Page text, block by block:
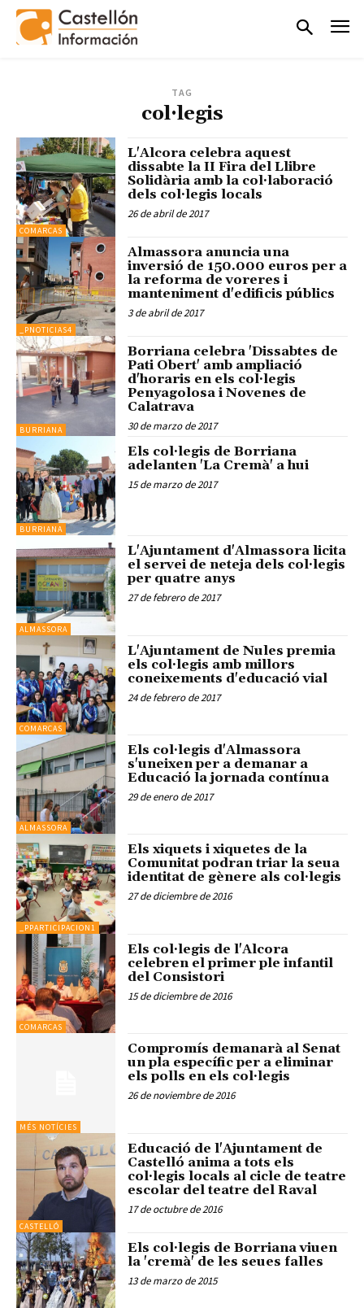
TAG
col·legis
COMARCAS
L'Alcora celebra aquest
dissabte la II Fira del Llibre
Solidària amb la col·laboració
dels col·legis locals
26 de abril de 2017
_PNOTICIAS4
Almassora anuncia una
inversió de 150.000 euros per a
la reforma de voreres i
manteniment d'edificis públics
3 de abril de 2017
BURRIANA
Borriana celebra 'Dissabtes de
Pati Obert' amb ampliació
d'horaris en els col·legis
Penyagolosa i Novenes de
Calatrava
30 de marzo de 2017
BURRIANA
Els col·legis de Borriana
adelanten 'La Cremà' a hui
15 de marzo de 2017
ALMASSORA
L'Ajuntament d'Almassora licita
el servei de neteja dels col·legis
per quatre anys
27 de febrero de 2017
COMARCAS
L'Ajuntament de Nules premia
els col·legis amb millors
coneixements d'educació vial
24 de febrero de 2017
ALMASSORA
Els col·legis d'Almassora
s'uneixen per a demanar a
Educació la jornada contínua
29 de enero de 2017
_PPARTICIPACION1
Els xiquets i xiquetes de la
Comunitat podran triar la seua
identitat de gènere als col·legis
27 de diciembre de 2016
COMARCAS
Els col·legis de l'Alcora
celebren el primer ple infantil
del Consistori
15 de diciembre de 2016
MÉS NOTÍCIES
Compromís demanarà al Senat
un pla específic per a eliminar
els polls en els col·legis
26 de noviembre de 2016
CASTELLÓ
Educació de l'Ajuntament de
Castelló anima a tots els
col·legis locals al cicle de teatre
escolar del teatre del Raval
17 de octubre de 2016
Els col·legis de Borriana viuen
la 'cremà' de les seues falles
13 de marzo de 2015